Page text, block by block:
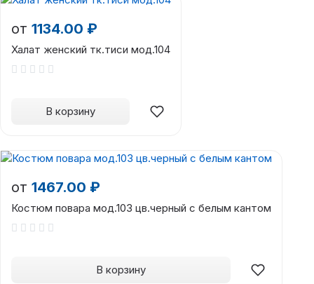
от 1134.00 ₽
Халат женский тк.тиси мод.104
В корзину
от 1467.00 ₽
Костюм повара мод.103 цв.черный с белым кантом
В корзину